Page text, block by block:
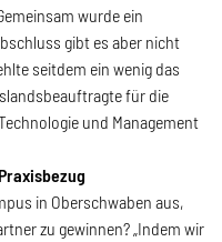
wurde ein
gibt es aber nicht
seitdem ein wenig das
für die
und Management
in Oberschwaben aus,
zu gewinnen? „Indem wir